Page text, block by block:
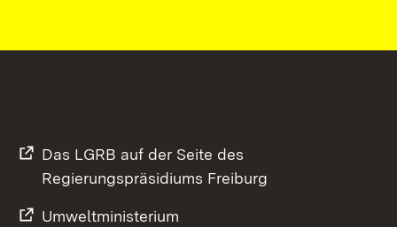
Das LGRB auf der Seite des
Regierungspräsidiums Freiburg
Umweltministerium